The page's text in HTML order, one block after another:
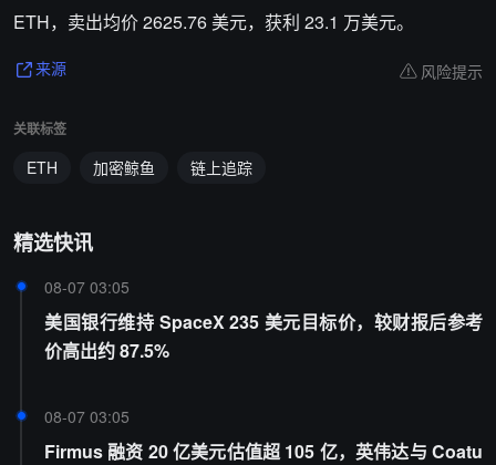
ETH，卖出均价 2625.76 美元，获利 23.1 万美元。
来源 风险提示
关联标签
ETH 加密鲸鱼 链上追踪
精选快讯
08-07 03:05
美国银行维持 SpaceX 235 美元目标价，较财报后参考
价高出约 87.5%
08-07 03:05
Firmus 融资 20 亿美元估值超 105 亿，英伟达与 Coatu